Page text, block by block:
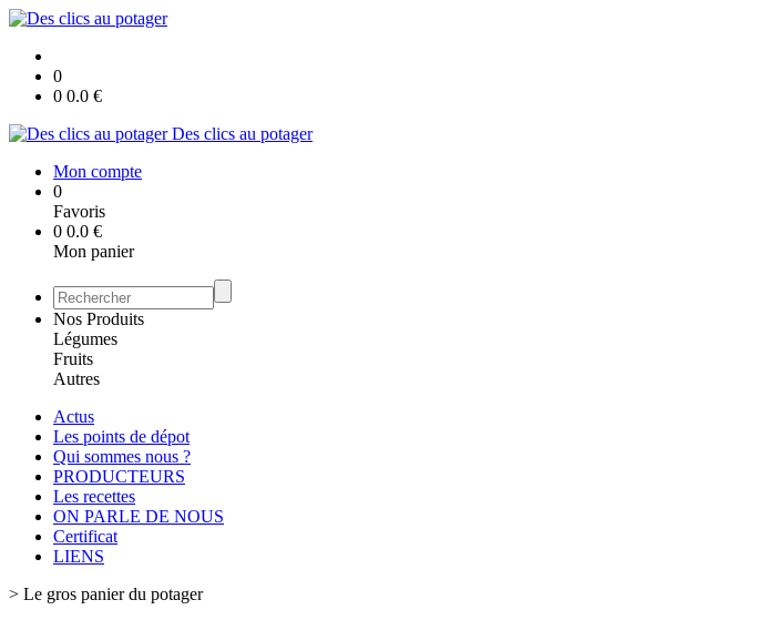
0
0 0.0 €
Des clics au potager
Mon compte
0
Favoris
0 0.0 €
Mon panier
Nos Produits
Légumes
Fruits
Autres
Actus
Les points de dépot
Qui sommes nous ?
PRODUCTEURS
Les recettes
ON PARLE DE NOUS
Certificat
LIENS
> Le gros panier du potager